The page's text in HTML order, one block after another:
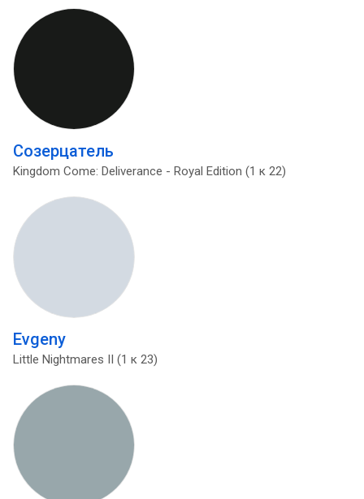
Созерцатель
Kingdom Come: Deliverance - Royal Edition (1 к 22)
Evgeny
Little Nightmares II (1 к 23)